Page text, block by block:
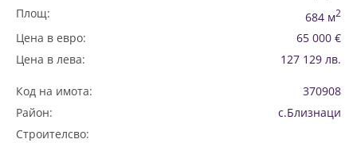
Площ:
684 м2
Цена в евро:
65 000 €
Цена в лева:
127 129 лв.
Код на имота:
370908
Район:
с.Близнаци
Строителсво: